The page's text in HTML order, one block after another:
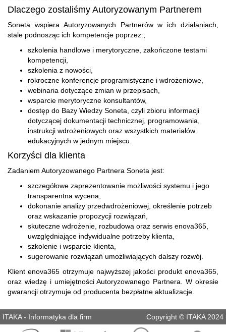
Dlaczego zostaliśmy Autoryzowanym Partnerem
Soneta wspiera Autoryzowanych Partnerów w ich działaniach,
stale podnosząc ich kompetencje poprzez:,
szkolenia handlowe i merytoryczne, zakończone testami
kompetencji,
szkolenia z nowości,
rokroczne konferencje programistyczne i wdrożeniowe,
webinaria dotyczące zmian w przepisach,
wsparcie merytoryczne konsultantów,
dostęp do Bazy Wiedzy Soneta, czyli zbioru informacji
dotyczącej dokumentacji technicznej, programowania,
instrukcji wdrożeniowych oraz wszystkich materiałów
edukacyjnych w jednym miejscu.
Korzyści dla klienta
Zadaniem Autoryzowanego Partnera Soneta jest:
szczegółowe zaprezentowanie możliwości systemu i jego
transparentna wycena,
dokonanie analizy przedwdrożeniowej, określenie potrzeb
oraz wskazanie propozycji rozwiązań,
skuteczne wdrożenie, rozbudowa oraz serwis enova365,
uwzględniające indywidualne potrzeby klienta,
szkolenie i wsparcie klienta,
sugerowanie rozwiązań umożliwiających dalszy rozwój.
Klient enova365 otrzymuje najwyższej jakości produkt enova365,
oraz wiedzę i umiejętności Autoryzowanego Partnera. W okresie
gwarancji otrzymuje od producenta bezpłatne aktualizacje.
ITAKA - Informatyka dla firm Copyright © ITAKA 2024